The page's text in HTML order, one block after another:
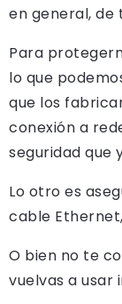
en general, de
Para
lo que
que los
conexión a
seguridad que
Lo otro es
cable
O bien no te
vuelvas a usar